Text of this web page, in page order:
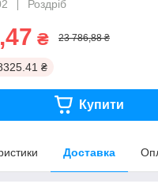
Роздріб
₴ 23 786,88 ₴
₴
Купити
Доставка